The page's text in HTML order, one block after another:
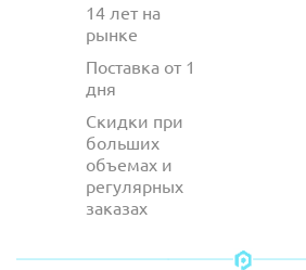
14 лет на
рынке
Поставка от 1
дня
Скидки при
больших
объемах и
регулярных
заказах